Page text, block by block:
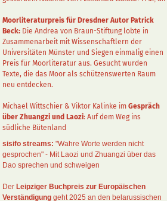
Moorliteraturpreis für Dresdner Autor Patrick
Beck: Die Andrea von Braun-Stiftung lobte in
Zusammenarbeit mit Wissenschaftlern der
Universitäten Münster und Siegen einmalig einen
Preis für Moorliteratur aus. Gesucht wurden
Texte, die das Moor als schützenswerten Raum
neu entdecken.
Michael Wittschier & Viktor Kalinke im Gespräch
über Zhuangzi und Laozi: Auf dem Weg ins
südliche Bütenland
sisifo streams: "Wahre Worte werden nicht
gesprochen" - Mit Laozi und Zhuangzi über das
Dao sprechen und schweigen
Der Leipziger Buchpreis zur Europäischen
Verständigung geht 2025 an den belarussischen